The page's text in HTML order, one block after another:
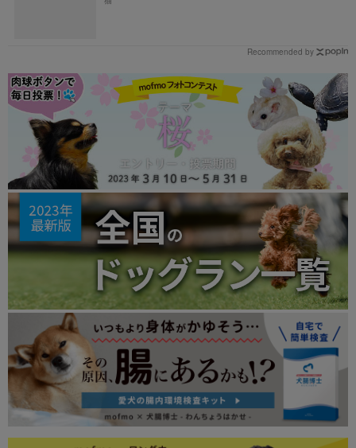
Recommended by